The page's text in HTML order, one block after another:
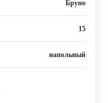
Бруно
15
напольный